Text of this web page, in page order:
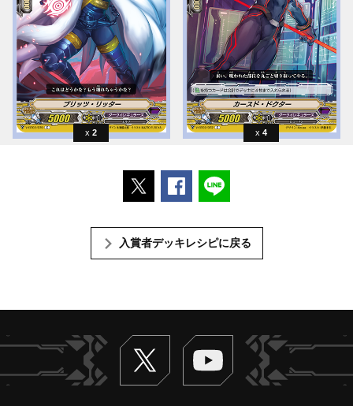
2 4
ポストするFacebookでシェアする
入賞者デッキレシピに戻る
Twitter ヴァンガードch